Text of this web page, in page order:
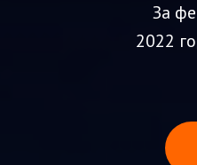
За
2022